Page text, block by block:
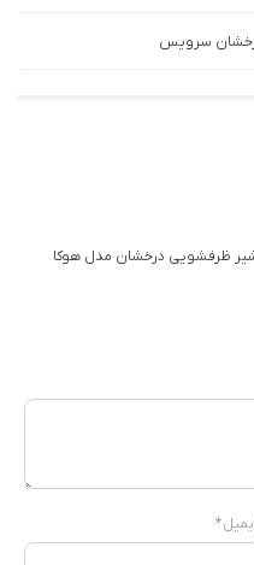
ظرفشویی درخشان مدل هوکا
*